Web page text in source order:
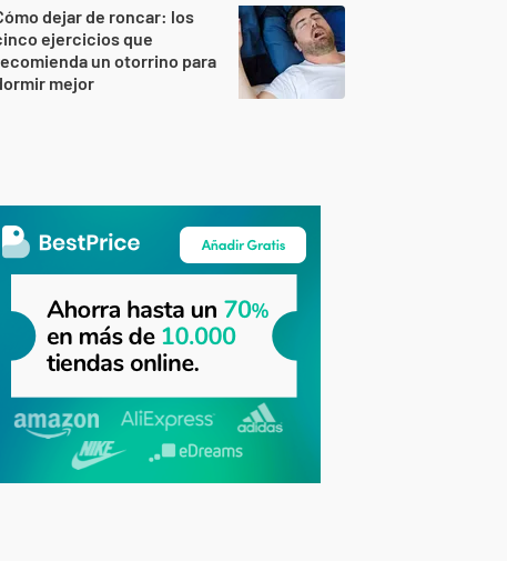
dejar de roncar: los
ejercicios que
un otorrino para
mejor